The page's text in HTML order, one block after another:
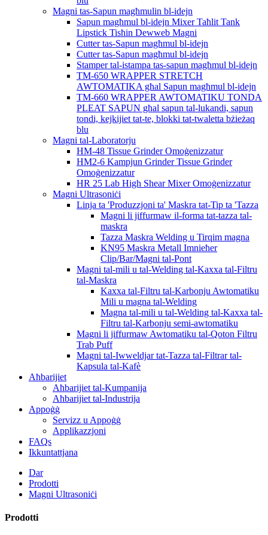
Magni tas-Sapun magħmulin bl-idejn
Sapun magħmul bl-idejn Mixer Taħlit Tank
Lipstick Tisħin Dewweb Magni
Cutter tas-Sapun magħmul bl-idejn
Cutter tas-Sapun magħmul bl-idejn
Stamper tal-istampa tas-sapun magħmul bl-idejn
TM-650 WRAPPER STRETCH
AWTOMATIKA għal Sapun magħmul bl-idejn
TM-660 WRAPPER AWTOMATIKU TONDA
PLEAT SAPUN għal sapun tal-lukandi, sapun
tondi, kejkijiet tat-te, blokki tat-twaletta bżieżaq
blu
Magni tal-Laboratorju
HM-48 Tissue Grinder Omoġenizzatur
HM2-6 Kampjun Grinder Tissue Grinder
Omoġenizzatur
HR 25 Lab High Shear Mixer Omoġenizzatur
Magni Ultrasoniċi
Linja ta 'Produzzjoni ta' Maskra tat-Tip ta 'Tazza
Magni li jiffurmaw il-forma tat-tazza tal-
maskra
Tazza Maskra Welding u Tirqim magna
KN95 Maskra Metall Imnieħer
Clip/Bar/Magni tal-Pont
Magni tal-mili u tal-Welding tal-Kaxxa tal-Filtru
tal-Maskra
Kaxxa tal-Filtru tal-Karbonju Awtomatiku
Mili u magna tal-Welding
Magna tal-mili u tal-Welding tal-Kaxxa tal-
Filtru tal-Karbonju semi-awtomatiku
Magni li jiffurmaw Awtomatiku tal-Qoton Filtru
Trab Puff
Magni tal-Iwweldjar tat-Tazza tal-Filtrar tal-
Kapsula tal-Kafè
Aħbarijiet
Aħbarijiet tal-Kumpanija
Aħbarijiet tal-Industrija
Appoġġ
Servizz u Appoġġ
Applikazzjoni
FAQs
Ikkuntattjana
Dar
Prodotti
Magni Ultrasoniċi
Prodotti